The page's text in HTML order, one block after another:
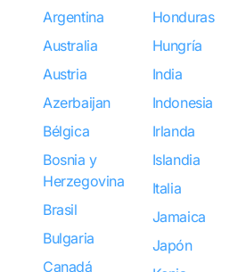
Argentina
Australia
Austria
Azerbaijan
Bélgica
Bosnia y
Herzegovina
Brasil
Bulgaria
Canadá
Honduras
Hungría
India
Indonesia
Irlanda
Islandia
Italia
Jamaica
Japón